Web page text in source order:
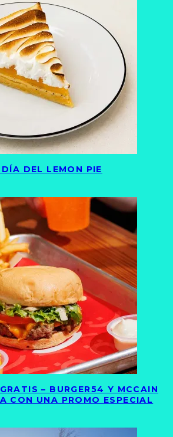
DEL LEMON PIE
– BURGER54 Y MCCAIN
CON UNA PROMO ESPECIAL